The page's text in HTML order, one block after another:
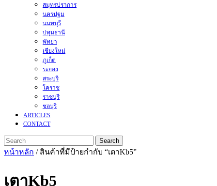
สมุทรปราการ
นครปฐม
นนทบุรี
ปทุมธานี
พัทยา
เชียงใหม่
ภูเก็ต
ระยอง
สระบุรี
โคราช
ราชบุรี
ชลบุรี
ARTICLES
CONTACT
Search
for:
CLOSE
MENU
หน้าหลัก / สินค้าที่มีป้ายกำกับ “เตาKb5”
เตาKb5